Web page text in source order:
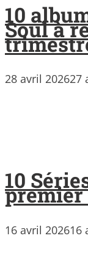
10
Soul à
28 avril 202627
10
premier
16 avril 202616